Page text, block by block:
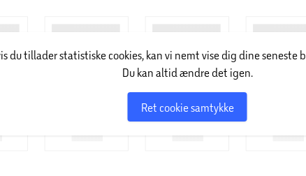
du tillader statistiske cookies, kan vi nemt vise dig dine seneste
Du kan altid ændre det igen.
Ret cookie samtykke